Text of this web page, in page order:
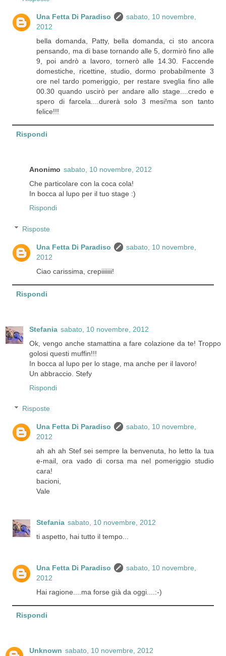
Una Fetta Di Paradiso
sabato, 10 novembre,
2012
bella domanda, Patty, bella domanda, ci sto ancora
pensando, ma di base tornando alle 5, dormirò fino alle
9, poi andrò a lavoro, tornerò alle 14.30. Faccende
domestiche, ricettine, studio, dormo probabilmente 3
ore nel tardo pomeriggio, per restare sveglia fino alle
00.30 quando uscirò per andare allo stage....credo e
spero di farcela....durerà solo 3 mesi!ma son tanto
felice!!!
Rispondi
Anonimo sabato, 10 novembre, 2012
Che particolare con la coca cola!
In bocca al lupo per il tuo stage :)
Rispondi
Risposte
Una Fetta Di Paradiso
sabato, 10 novembre,
2012
Ciao carissima, crepiiiiiii!
Rispondi
Stefania sabato, 10 novembre, 2012
Ok, vengo anche stamattina a fare colazione da te! Troppo
golosi questi muffin!!!
In bocca al lupo per lo stage, ma anche per il lavoro!
Un abbraccio. Stefy
Rispondi
Risposte
Una Fetta Di Paradiso
sabato, 10 novembre,
2012
ah ah ah Stef sei sempre la benvenuta, ho letto la tua
e-mail, ora vado di corsa ma nel pomeriggio studio
cara!
bacioni,
Vale
Stefania sabato, 10 novembre, 2012
ti aspetto, hai tutto il tempo...
Una Fetta Di Paradiso
sabato, 10 novembre,
2012
Hai ragione....ma forse già da oggi....:-)
Rispondi
Unknown sabato, 10 novembre, 2012